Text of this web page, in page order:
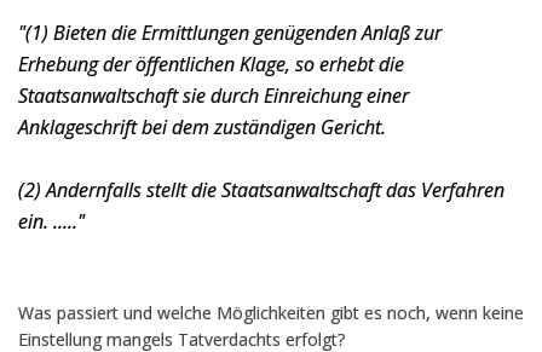
"(1) Bieten die Ermittlungen genügenden Anlaß zur
Erhebung der öffentlichen Klage, so erhebt die
Staatsanwaltschaft sie durch Einreichung einer
Anklageschrift bei dem zuständigen Gericht.
(2) Andernfalls stellt die Staatsanwaltschaft das Verfahren
ein. ....."
Was passiert und welche Möglichkeiten gibt es noch, wenn keine
Einstellung mangels Tatverdachts erfolgt?